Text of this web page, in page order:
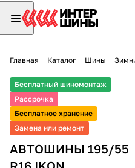
Главная Каталог Шины
Бесплатный шиномонтаж
Рассрочка
Бесплатное хранение
Замена или ремонт
АВТОШИНЫ 195/55